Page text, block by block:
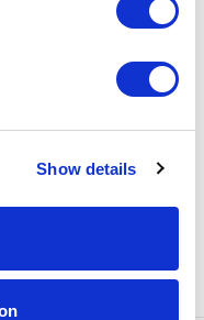
Show details